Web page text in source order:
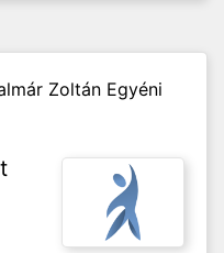
Zoltán Egyéni